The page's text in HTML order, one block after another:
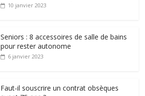
10 janvier 2023
Seniors : 8 accessoires de salle de bains
pour rester autonome
6 janvier 2023
Faut-il souscrire un contrat obsèques